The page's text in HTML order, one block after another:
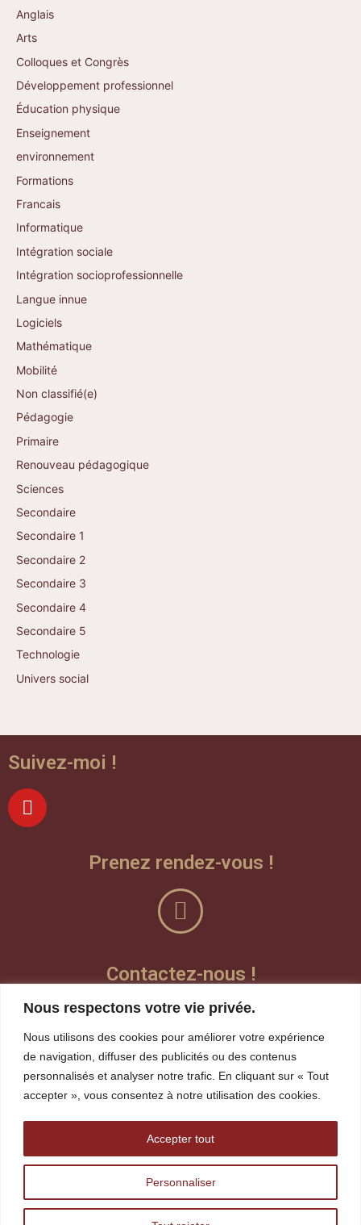
Nous respectons votre vie privée.
Nous utilisons des cookies pour améliorer votre expérience
de navigation, diffuser des publicités ou des contenus
personnalisés et analyser notre trafic. En cliquant sur « Tout
accepter », vous consentez à notre utilisation des cookies.
Personnaliser
Accepter tout
Anglais
Arts
Colloques et Congrès
Développement professionnel
Éducation physique
Enseignement
environnement
Formations
Francais
Informatique
Intégration sociale
Intégration socioprofessionnelle
Langue innue
Logiciels
Mathématique
Mobilité
Non classifié(e)
Pédagogie
Primaire
Renouveau pédagogique
Sciences
Secondaire
Secondaire 1
Secondaire 2
Secondaire 3
Secondaire 4
Secondaire 5
Technologie
Univers social
Suivez-moi !
Prenez rendez-vous !
Contactez-nous !
Laisser un message vocal
Teams
Visioconférence
robin.gagnon@tshakapesh.ca
418 720-1815